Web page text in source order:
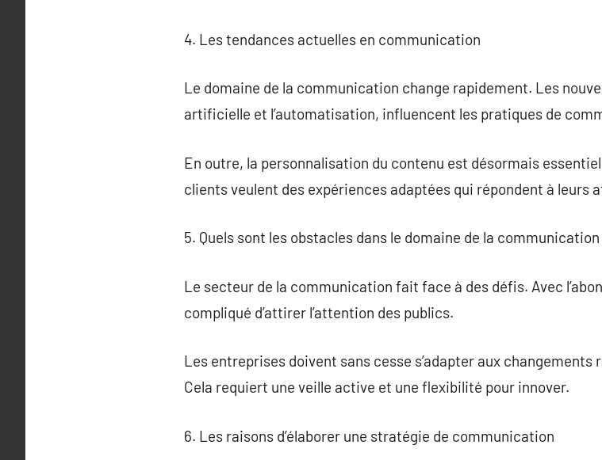
4. Les tendances actuelles en communication
Le domaine de la communication change rapidement. Les
artificielle et l’automatisation, influencent les pratiques de
En outre, la personnalisation du contenu est désormais
clients veulent des expériences adaptées qui répondent à leurs
5. Quels sont les obstacles dans le domaine de la communication
Le secteur de la communication fait face à des défis. Avec
compliqué d’attirer l’attention des publics.
Les entreprises doivent sans cesse s’adapter aux changements
Cela requiert une veille active et une flexibilité pour innover.
6. Les raisons d’élaborer une stratégie de communication